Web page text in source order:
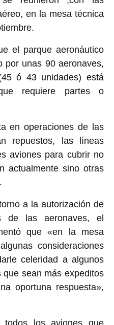
en la mesa técnica
el parque aeronáutico
por unas 90 aeronaves,
ó 43 unidades) está
requiere partes o
en operaciones de las
repuestos, las líneas
aviones para cubrir no
actualmente sino otras
a la autorización de
de las aeronaves, el
que «en la mesa
consideraciones
celeridad a algunos
que sean más expeditos
oportuna respuesta»,